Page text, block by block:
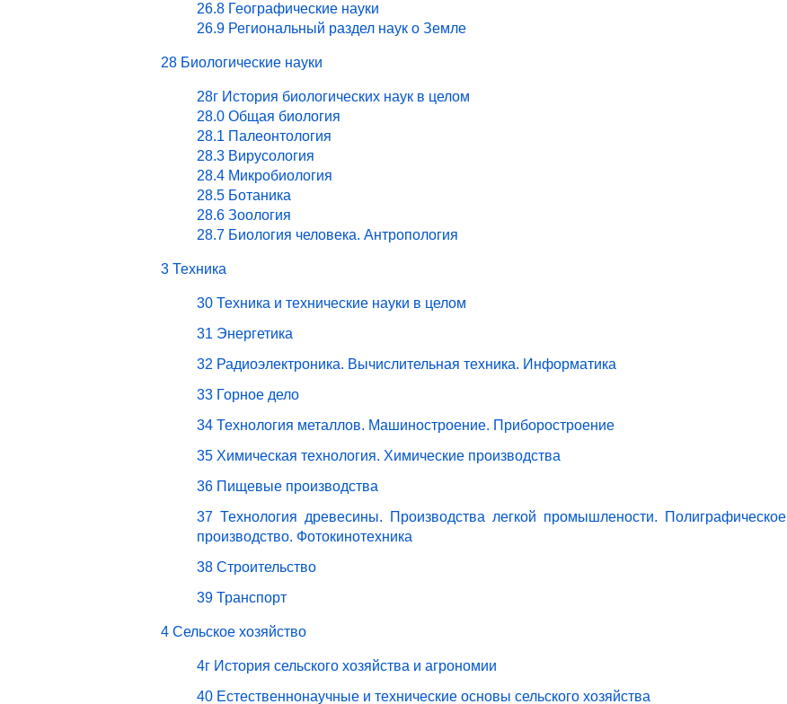
26.8 Географические науки
26.9 Региональный раздел наук о Земле
28 Биологические науки
28г История биологических наук в целом
28.0 Общая биология
28.1 Палеонтология
28.3 Вирусология
28.4 Микробиология
28.5 Ботаника
28.6 Зоология
28.7 Биология человека. Антропология
3 Техника
30 Техника и технические науки в целом
31 Энергетика
32 Радиоэлектроника. Вычислительная техника. Информатика
33 Горное дело
34 Технология металлов. Машиностроение. Приборостроение
35 Химическая технология. Химические производства
36 Пищевые производства
37 Технология древесины. Производства легкой промышлености. Полиграфическое
производство. Фотокинотехника
38 Строительство
39 Транспорт
4 Сельское хозяйство
4г История сельского хозяйства и агрономии
40 Естественнонаучные и технические основы сельского хозяйства